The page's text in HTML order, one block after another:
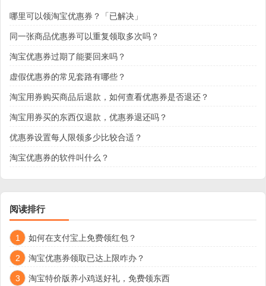
哪里可以领淘宝优惠券？「已解决」
同一张商品优惠券可以重复领取多次吗？
淘宝优惠券过期了能要回来吗？
虚假优惠券的常见套路有哪些？
淘宝用券购买商品后退款，如何查看优惠券是否退还？
淘宝用券买的东西仅退款，优惠券退还吗？
优惠券设置每人限领多少比较合适？
淘宝优惠券的软件叫什么？
阅读排行
1 如何在支付宝上免费领红包？
2 淘宝优惠券领取已达上限咋办？
3 淘宝特价版养小鸡送好礼，免费领东西